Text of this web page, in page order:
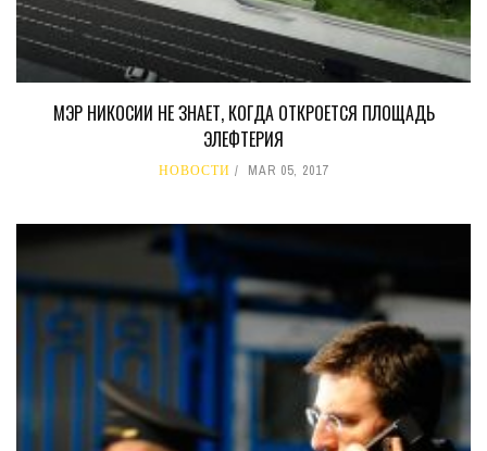
МЭР НИКОСИИ НЕ ЗНАЕТ, КОГДА ОТКРОЕТСЯ ПЛОЩАДЬ
ЭЛЕФТЕРИЯ
НОВОСТИ MAR 05, 2017